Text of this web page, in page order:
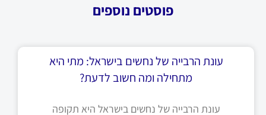
פוסטים נוספים
עונת הרבייה של נחשים בישראל: מתי היא
מתחילה ומה חשוב לדעת?
עונת הרבייה של נחשים בישראל היא תקופה